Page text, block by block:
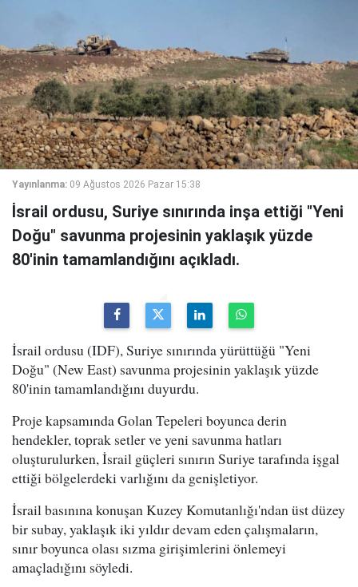
Yayınlanma: 09 Ağustos 2026 Pazar 15:38
İsrail ordusu, Suriye sınırında inşa ettiği "Yeni
Doğu" savunma projesinin yaklaşık yüzde
80'inin tamamlandığını açıkladı.
İsrail ordusu (IDF), Suriye sınırında yürüttüğü "Yeni
Doğu" (New East) savunma projesinin yaklaşık yüzde
80'inin tamamlandığını duyurdu.
Proje kapsamında Golan Tepeleri boyunca derin
hendekler, toprak setler ve yeni savunma hatları
oluşturulurken, İsrail güçleri sınırın Suriye tarafında işgal
ettiği bölgelerdeki varlığını da genişletiyor.
İsrail basınına konuşan Kuzey Komutanlığı'ndan üst düzey
bir subay, yaklaşık iki yıldır devam eden çalışmaların,
sınır boyunca olası sızma girişimlerini önlemeyi
amaçladığını söyledi.